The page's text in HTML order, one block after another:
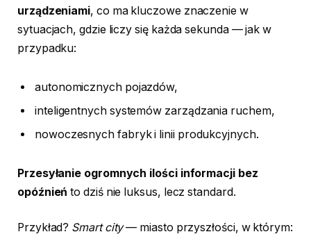
urządzeniami, co ma kluczowe znaczenie w
sytuacjach, gdzie liczy się każda sekunda — jak w
przypadku:
autonomicznych pojazdów,
inteligentnych systemów zarządzania ruchem,
nowoczesnych fabryk i linii produkcyjnych.
Przesyłanie ogromnych ilości informacji bez
opóźnień to dziś nie luksus, lecz standard.
Przykład? Smart city— miasto przyszłości, w którym: